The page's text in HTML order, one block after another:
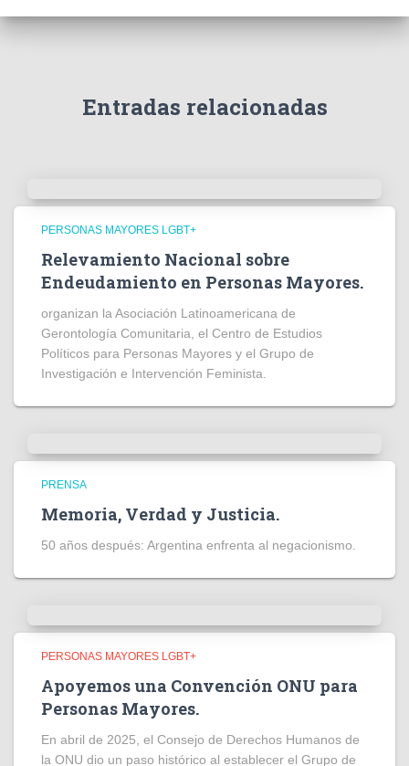
Entradas relacionadas
PERSONAS MAYORES LGBT+
Relevamiento Nacional sobre
Endeudamiento en Personas Mayores.
organizan la Asociación Latinoamericana de
Gerontología Comunitaria, el Centro de Estudios
Políticos para Personas Mayores y el Grupo de
Investigación e Intervención Feminista.
PRENSA
Memoria, Verdad y Justicia.
50 años después: Argentina enfrenta al negacionismo.
PERSONAS MAYORES LGBT+
Apoyemos una Convención ONU para
Personas Mayores.
En abril de 2025, el Consejo de Derechos Humanos de
la ONU dio un paso histórico al establecer el Grupo de